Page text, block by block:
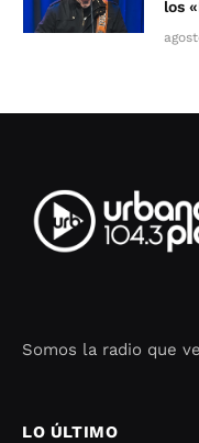
los
Somos la radio que
LO ÚLTIMO